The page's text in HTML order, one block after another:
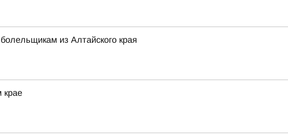
из Алтайского края
крае